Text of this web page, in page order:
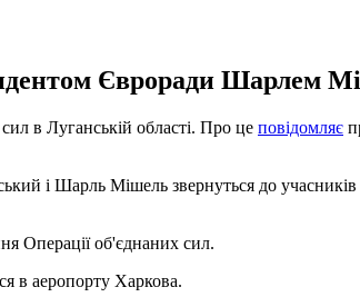
Євроради Шарлем
в Луганській області. Про це повідомляє
і Шарль Мішель звернуться до
Операції об'єднаних сил.
в аеропорту Харкова.